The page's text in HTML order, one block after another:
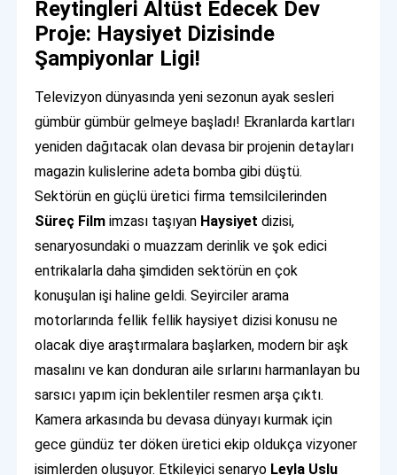
Reytingleri Altüst Edecek Dev
Proje: Haysiyet Dizisinde
Şampiyonlar Ligi!
Televizyon dünyasında yeni sezonun ayak sesleri
gümbür gümbür gelmeye başladı! Ekranlarda kartları
yeniden dağıtacak olan devasa bir projenin detayları
magazin kulislerine adeta bomba gibi düştü.
Sektörün en güçlü üretici firma temsilcilerinden
Süreç Film imzası taşıyan Haysiyet dizisi,
senaryosundaki o muazzam derinlik ve şok edici
entrikalarla daha şimdiden sektörün en çok
konuşulan işi haline geldi. Seyirciler arama
motorlarında fellik fellik haysiyet dizisi konusu ne
olacak diye araştırmalara başlarken, modern bir aşk
masalını ve kan donduran aile sırlarını harmanlayan bu
sarsıcı yapım için beklentiler resmen arşa çıktı.
Kamera arkasında bu devasa dünyayı kurmak için
gece gündüz ter döken üretici ekip oldukça vizyoner
isimlerden oluşuyor. Etkileyici senaryo Leyla Uslu